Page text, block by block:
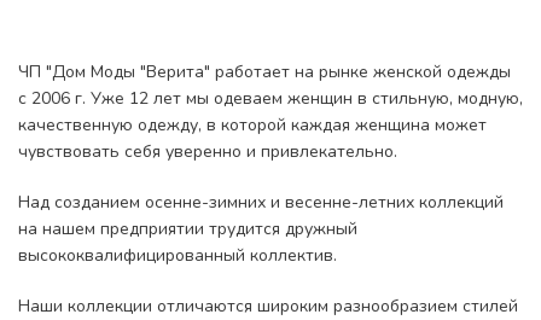
ЧП "Дом Моды "Верита" работает на рынке женской одежды
с 2006 г. Уже 12 лет мы одеваем женщин в стильную, модную,
качественную одежду, в которой каждая женщина может
чувствовать себя уверенно и привлекательно.
Над созданием осенне-зимних и весенне-летних коллекций
на нашем предприятии трудится дружный
высококвалифицированный коллектив.
Наши коллекции отличаются широким разнообразием стилей